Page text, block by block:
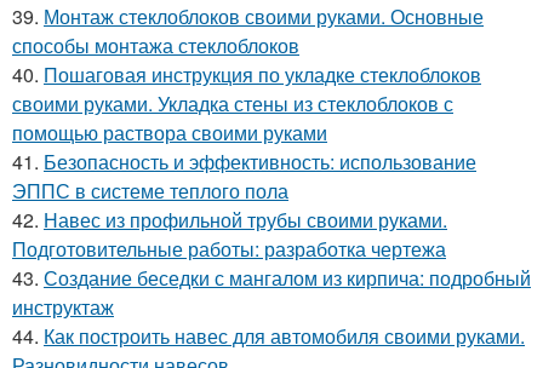
39. Монтаж стеклоблоков своими руками. Основные
способы монтажа стеклоблоков
40. Пошаговая инструкция по укладке стеклоблоков
своими руками. Укладка стены из стеклоблоков с
помощью раствора своими руками
41. Безопасность и эффективность: использование
ЭППС в системе теплого пола
42. Навес из профильной трубы своими руками.
Подготовительные работы: разработка чертежа
43. Создание беседки с мангалом из кирпича: подробный
инструктаж
44. Как построить навес для автомобиля своими руками.